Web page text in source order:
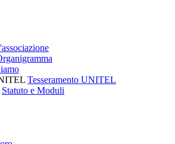
Tesseramento UNITEL
Statuto e Moduli